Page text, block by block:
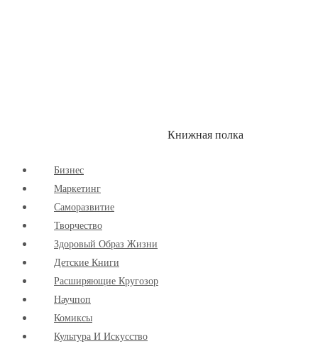
Книжная полка
Бизнес
Маркетинг
Cаморазвитие
Творчество
Здоровый Образ Жизни
Детские Книги
Расширяющие Кругозор
Научпоп
Комиксы
Культура И Искусство